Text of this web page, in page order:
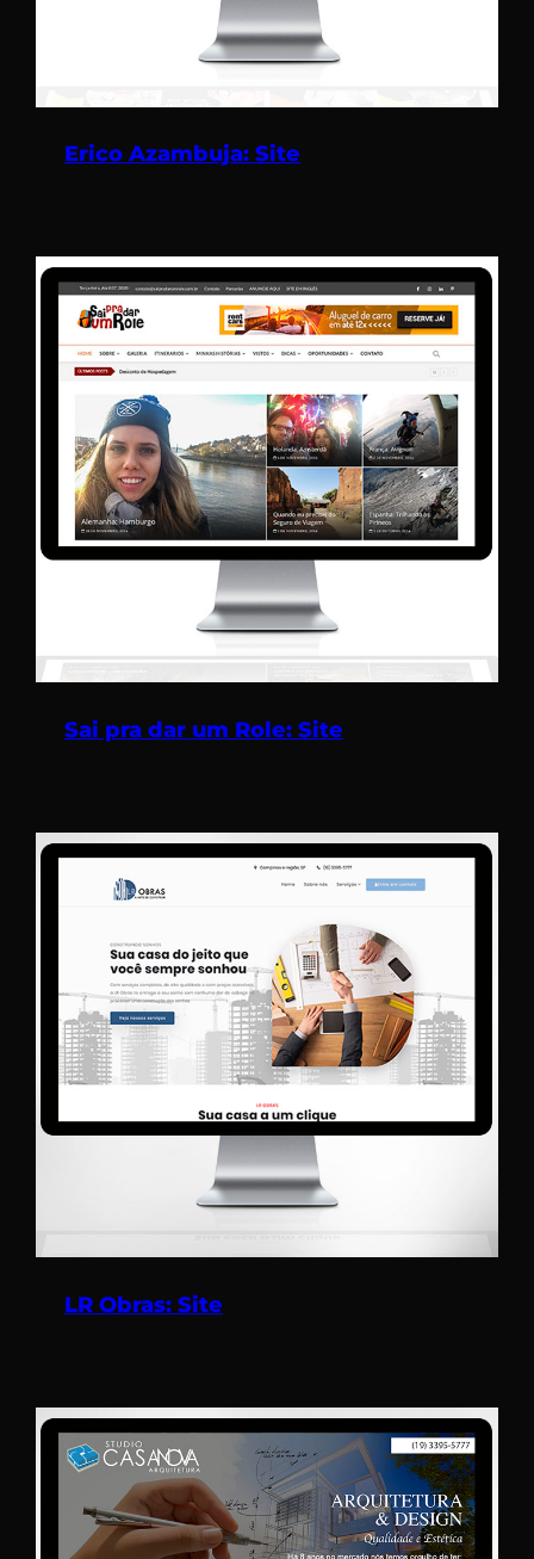
Erico Azambuja: Site
Sai pra dar um Role: Site
LR Obras: Site